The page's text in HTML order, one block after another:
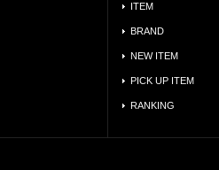
ITEM
BRAND
NEW ITEM
PICK UP ITEM
RANKING